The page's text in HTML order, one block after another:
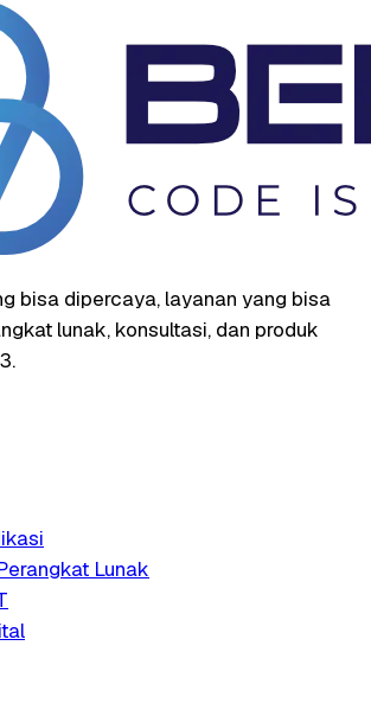
bisa dipercaya, layanan yang bisa
lunak, konsultasi, dan produk
Lunak